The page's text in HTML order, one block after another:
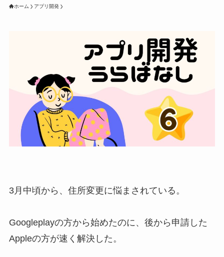
ホーム アプリ開発
3月中頃から、住所変更に悩まされている。
Googleplayの方から始めたのに、後から申請した
Appleの方が速く解決した。